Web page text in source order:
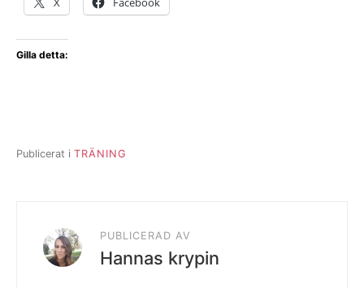
Gilla detta:
Publicerat i TRÄNING
PUBLICERAD AV
Hannas krypin